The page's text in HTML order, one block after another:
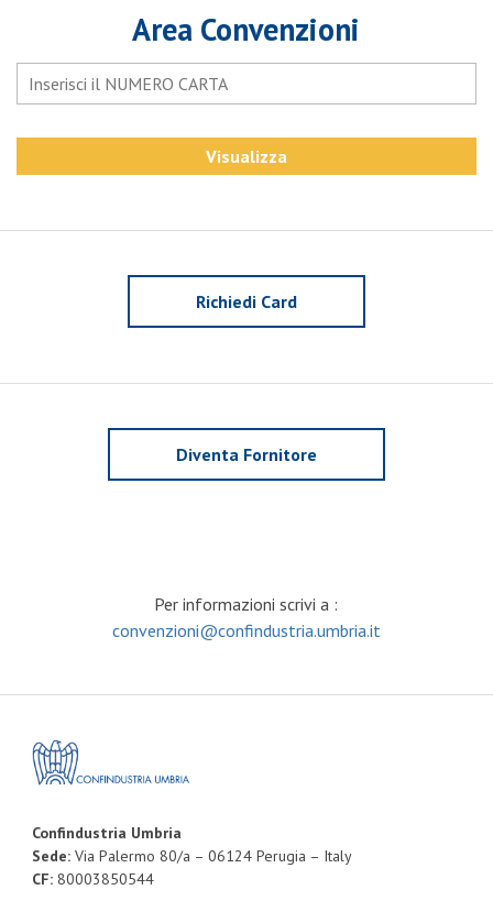
Area Convenzioni
Richiedi Card
Diventa Fornitore
Per informazioni scrivi a :
convenzioni@confindustria.umbria.it
Confindustria Umbria
Sede: Via Palermo 80/a – 06124 Perugia – Italy
CF: 80003850544